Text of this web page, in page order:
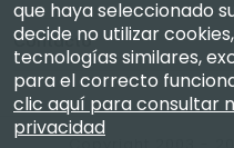
Contacto
que haya seleccionado
decide no utilizar
tecnologías similares,
para el correcto
clic aquí para consultar
privacidad